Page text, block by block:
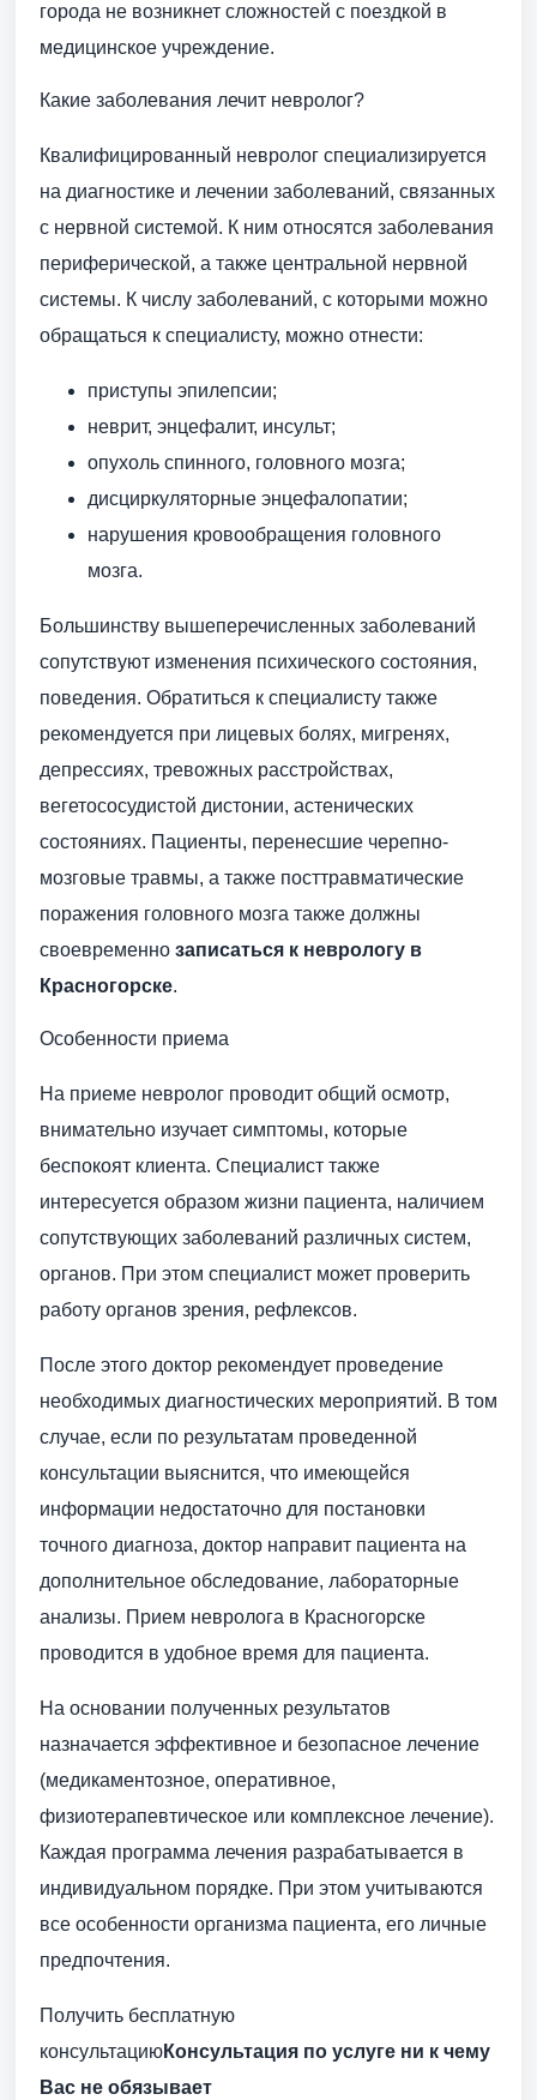
города не возникнет сложностей с поездкой в
медицинское учреждение.
Какие заболевания лечит невролог?
Квалифицированный невролог специализируется
на диагностике и лечении заболеваний, связанных
с нервной системой. К ним относятся заболевания
периферической, а также центральной нервной
системы. К числу заболеваний, с которыми можно
обращаться к специалисту, можно отнести:
приступы эпилепсии;
неврит, энцефалит, инсульт;
опухоль спинного, головного мозга;
дисциркуляторные энцефалопатии;
нарушения кровообращения головного
мозга.
Большинству вышеперечисленных заболеваний
сопутствуют изменения психического состояния,
поведения. Обратиться к специалисту также
рекомендуется при лицевых болях, мигренях,
депрессиях, тревожных расстройствах,
вегетососудистой дистонии, астенических
состояниях. Пациенты, перенесшие черепно-
мозговые травмы, а также посттравматические
поражения головного мозга также должны
своевременно записаться к неврологу в
Красногорске.
Особенности приема
На приеме невролог проводит общий осмотр,
внимательно изучает симптомы, которые
беспокоят клиента. Специалист также
интересуется образом жизни пациента, наличием
сопутствующих заболеваний различных систем,
органов. При этом специалист может проверить
работу органов зрения, рефлексов.
После этого доктор рекомендует проведение
необходимых диагностических мероприятий. В том
случае, если по результатам проведенной
консультации выяснится, что имеющейся
информации недостаточно для постановки
точного диагноза, доктор направит пациента на
дополнительное обследование, лабораторные
анализы. Прием невролога в Красногорске
проводится в удобное время для пациента.
На основании полученных результатов
назначается эффективное и безопасное лечение
(медикаментозное, оперативное,
физиотерапевтическое или комплексное лечение).
Каждая программа лечения разрабатывается в
индивидуальном порядке. При этом учитываются
все особенности организма пациента, его личные
предпочтения.
Получить бесплатную
консультациюКонсультация по услуге ни к чему
Вас не обязывает